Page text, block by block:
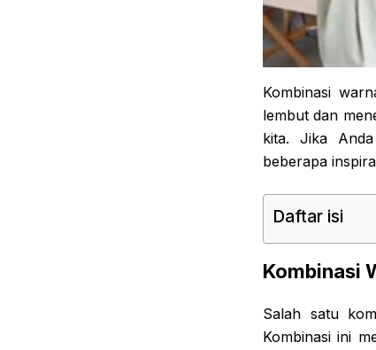
Kombinasi
lembut dan
kita. Jika
beberapa
Daftar isi
Kombinasi
Salah satu
Kombinasi ini